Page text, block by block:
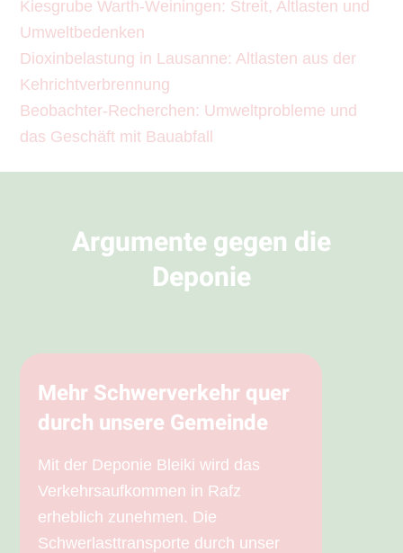
Kiesgrube Warth-Weiningen: Streit, Altlasten und
Umweltbedenken
Dioxinbelastung in Lausanne: Altlasten aus der
Kehrichtverbrennung
Beobachter-Recherchen: Umweltprobleme und
das Geschäft mit Bauabfall
Argumente gegen die
Deponie
Mehr Schwerverkehr quer
durch unsere Gemeinde
Mit der Deponie Bleiki wird das
Verkehrsaufkommen in Rafz
erheblich zunehmen. Die
Schwerlasttransporte durch unser